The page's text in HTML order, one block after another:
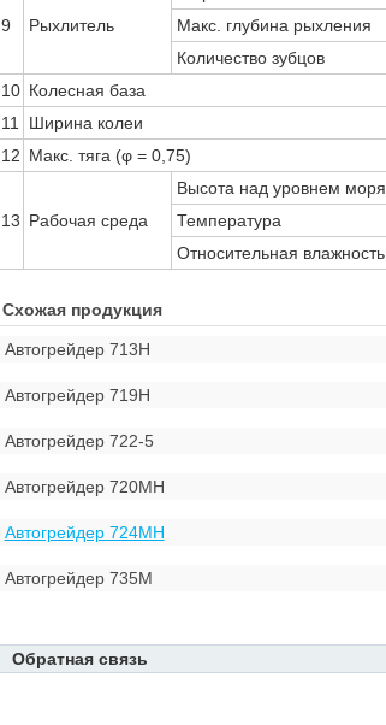
9 Рыхлитель
Макс. глубина рыхления
Количество зубцов
10 Колесная база
11
Ширина колеи
12 Макс. тяга (φ = 0,75)
13 Рабочая среда
Высота над уровнем моря
Температура
Относительная влажность
Схожая продукция
Автогрейдер 713H
Автогрейдер 719H
Автогрейдер 722-5
Автогрейдер 720MH
Автогрейдер 724MH
Автогрейдер 735M
Обратная связь